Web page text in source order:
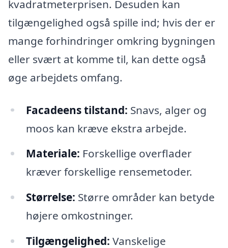
kvadratmeterprisen. Desuden kan
tilgængelighed også spille ind; hvis der er
mange forhindringer omkring bygningen
eller svært at komme til, kan dette også
øge arbejdets omfang.
Facadeens tilstand: Snavs, alger og
moos kan kræve ekstra arbejde.
Materiale: Forskellige overflader
kræver forskellige rensemetoder.
Størrelse: Større områder kan betyde
højere omkostninger.
Tilgængelighed: Vanskelige